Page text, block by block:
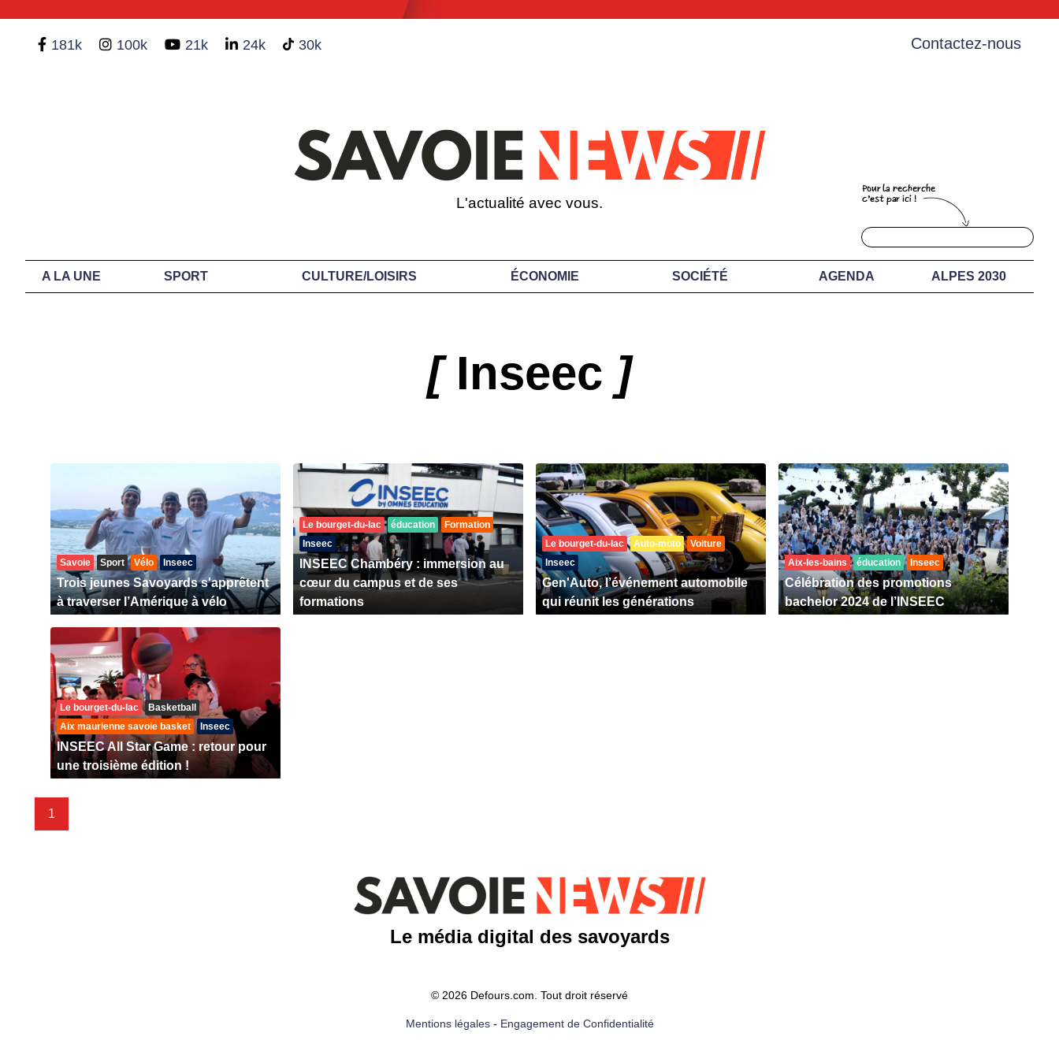
181k 100k 21k 24k 30k Contactez-nous
L'actualité avec vous.
A LA UNE SPORT CULTURE/LOISIRS ÉCONOMIE SOCIÉTÉ AGENDA ALPES 2030
[Inseec ]
Savoie Sport Vélo Inseec
Trois jeunes Savoyards s'apprêtent
à traverser l’Amérique à vélo
Le bourget-du-lac éducation
Formation
Inseec
INSEEC Chambéry : immersion au
cœur du campus et de ses
formations
Le bourget-du-lac Auto-moto
Voiture
Inseec
Gen'Auto, l’événement automobile
qui réunit les générations
Aix-les-bains éducation Inseec
Célébration des promotions
bachelor 2024 de l’INSEEC
Le bourget-du-lac
Basketball
Aix maurienne savoie basket
Inseec
INSEEC All Star Game : retour pour
une troisième édition !
1
Le média digital des savoyards
© 2026 Defours.com. Tout droit réservé
Mentions légales- Engagement de Confidentialité